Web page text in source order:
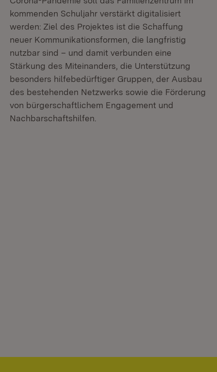
kommenden Schuljahr verstärkt digitalisiert
werden: Ziel des Projektes ist die Schaffung
neuer Kommunikationsformen, die langfristig
nutzbar sind – und damit verbunden eine
Stärkung des Miteinanders, die Unterstützung
besonders hilfebedürftiger Gruppen, der Ausbau
des bestehenden Netzwerks sowie die Förderung
von bürgerschaftlichem Engagement und
Nachbarschaftshilfen.